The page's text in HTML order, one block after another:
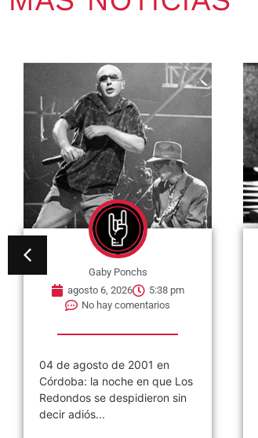
Gaby Ponchs
agosto 6, 2026
5:38 pm
No hay comentarios
04 de agosto de 2001 en
Córdoba: la noche en que Los
Redondos se despidieron sin
decir adiós...